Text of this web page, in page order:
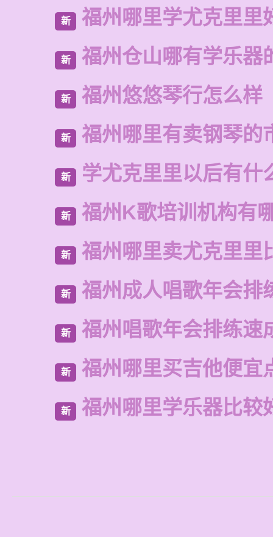
新 福州哪里学尤克里里
新 福州仓山哪有学乐器
新 福州悠悠琴行怎么样
新 福州哪里有卖钢琴的
新 学尤克里里以后有什
新 福州K歌培训机构有
新 福州哪里卖尤克里里
新 福州成人唱歌年会排
新 福州唱歌年会排练速
新 福州哪里买吉他便宜
新 福州哪里学乐器比较